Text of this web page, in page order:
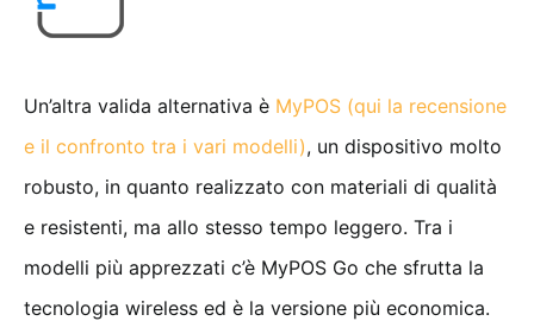
Un’altra valida alternativa è MyPOS (qui la recensione
e il confronto tra i vari modelli), un dispositivo molto
robusto, in quanto realizzato con materiali di qualità
e resistenti, ma allo stesso tempo leggero. Tra i
modelli più apprezzati c’è MyPOS Go che sfrutta la
tecnologia wireless ed è la versione più economica.